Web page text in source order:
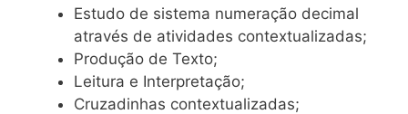
Estudo de sistema numeração decimal
através de atividades contextualizadas;
Produção de Texto;
Leitura e Interpretação;
Cruzadinhas contextualizadas;